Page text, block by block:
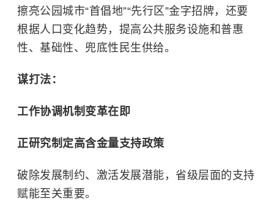
擦亮公园城市“首倡地”“先行区”金字招牌，还要
根据人口变化趋势，提高公共服务设施和普惠
性、基础性、兜底性民生供给。
谋打法：
工作协调机制变革在即
正研究制定高含金量支持政策
破除发展制约、激活发展潜能，省级层面的支持
赋能至关重要。